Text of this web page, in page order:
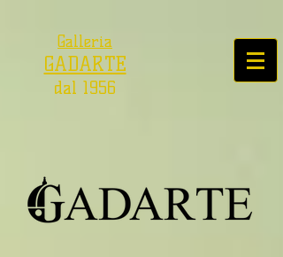
Galleria
GADARTE
dal 1956